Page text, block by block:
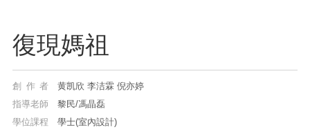
復現媽祖
創作者
黄凯欣 李洁霖 倪亦婷
指導老師
黎民/馮晶磊
學位課程
學士(室內設計)